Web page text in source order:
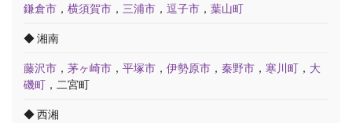
鎌倉市 ， 横須賀市 ， 三浦市 ， 逗子市 ， 葉山町
◆ 湘南
藤沢市 ， 茅ヶ崎市 ， 平塚市 ， 伊勢原市 ， 秦野市 ， 寒川町 ， 大
磯町 ，二宮町
◆ 西湘